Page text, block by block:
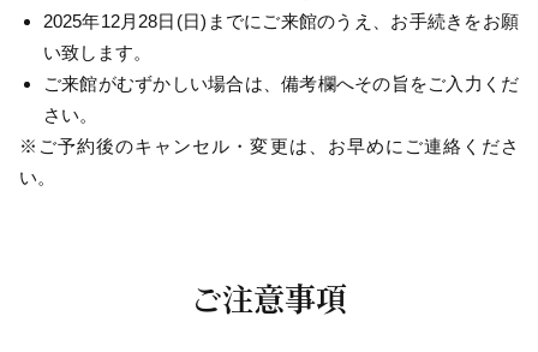
2025年12月28日(日)までにご来館のうえ、お手続きをお願
い致します。
ご来館がむずかしい場合は、備考欄へその旨をご入力くだ
さい。
※ご予約後のキャンセル・変更は、お早めにご連絡くださ
い。
ご注意事項